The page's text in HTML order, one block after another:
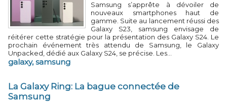
Samsung s’apprête à dévoiler de
nouveaux smartphones haut de
gamme. Suite au lancement réussi des
Galaxy S23, samsung envisage de
réitérer cette stratégie pour la présentation des Galaxy S24. Le
prochain événement très attendu de Samsung, le Galaxy
Unpacked, dédié aux Galaxy S24, se précise. Les...
galaxy,samsung
La Galaxy Ring: La bague connectée de
Samsung